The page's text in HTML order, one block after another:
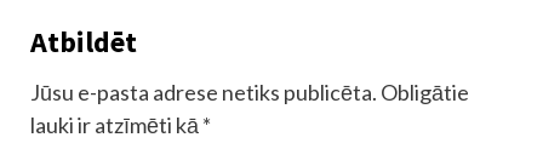
Atbildēt
Jūsu e-pasta adrese netiks publicēta. Obligātie
lauki ir atzīmēti kā *